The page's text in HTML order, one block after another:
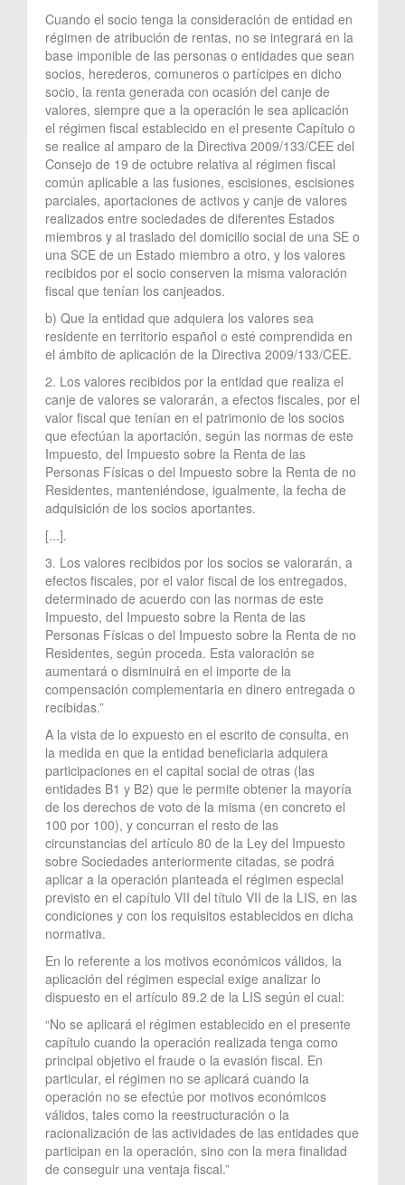
Cuando el socio tenga la consideración de entidad en
régimen de atribución de rentas, no se integrará en la
base imponible de las personas o entidades que sean
socios, herederos, comuneros o partícipes en dicho
socio, la renta generada con ocasión del canje de
valores, siempre que a la operación le sea aplicación
el régimen fiscal establecido en el presente Capítulo o
se realice al amparo de la Directiva 2009/133/CEE del
Consejo de 19 de octubre relativa al régimen fiscal
común aplicable a las fusiones, escisiones, escisiones
parciales, aportaciones de activos y canje de valores
realizados entre sociedades de diferentes Estados
miembros y al traslado del domicilio social de una SE o
una SCE de un Estado miembro a otro, y los valores
recibidos por el socio conserven la misma valoración
fiscal que tenían los canjeados.
b) Que la entidad que adquiera los valores sea
residente en territorio español o esté comprendida en
el ámbito de aplicación de la Directiva 2009/133/CEE.
2. Los valores recibidos por la entidad que realiza el
canje de valores se valorarán, a efectos fiscales, por el
valor fiscal que tenían en el patrimonio de los socios
que efectúan la aportación, según las normas de este
Impuesto, del Impuesto sobre la Renta de las
Personas Físicas o del Impuesto sobre la Renta de no
Residentes, manteniéndose, igualmente, la fecha de
adquisición de los socios aportantes.
[...].
3. Los valores recibidos por los socios se valorarán, a
efectos fiscales, por el valor fiscal de los entregados,
determinado de acuerdo con las normas de este
Impuesto, del Impuesto sobre la Renta de las
Personas Físicas o del Impuesto sobre la Renta de no
Residentes, según proceda. Esta valoración se
aumentará o disminuirá en el importe de la
compensación complementaria en dinero entregada o
recibidas.”
A la vista de lo expuesto en el escrito de consulta, en
la medida en que la entidad beneficiaria adquiera
participaciones en el capital social de otras (las
entidades B1 y B2) que le permite obtener la mayoría
de los derechos de voto de la misma (en concreto el
100 por 100), y concurran el resto de las
circunstancias del artículo 80 de la Ley del Impuesto
sobre Sociedades anteriormente citadas, se podrá
aplicar a la operación planteada el régimen especial
previsto en el capítulo VII del título VII de la LIS, en las
condiciones y con los requisitos establecidos en dicha
normativa.
En lo referente a los motivos económicos válidos, la
aplicación del régimen especial exige analizar lo
dispuesto en el artículo 89.2 de la LIS según el cual:
“No se aplicará el régimen establecido en el presente
capítulo cuando la operación realizada tenga como
principal objetivo el fraude o la evasión fiscal. En
particular, el régimen no se aplicará cuando la
operación no se efectúe por motivos económicos
válidos, tales como la reestructuración o la
racionalización de las actividades de las entidades que
participan en la operación, sino con la mera finalidad
de conseguir una ventaja fiscal.”